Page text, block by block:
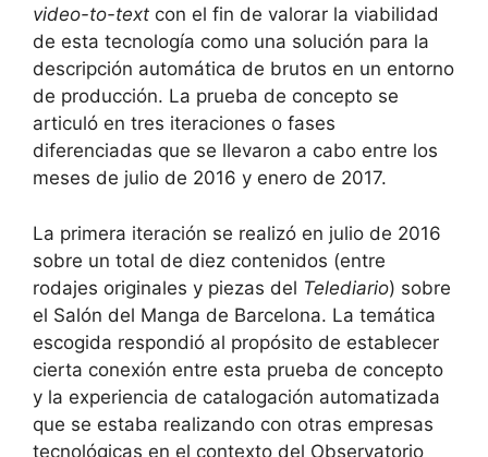
video-to-text con el fin de valorar la viabilidad
de esta tecnología como una solución para la
descripción automática de brutos en un entorno
de producción. La prueba de concepto se
articuló en tres iteraciones o fases
diferenciadas que se llevaron a cabo entre los
meses de julio de 2016 y enero de 2017.
La primera iteración se realizó en julio de 2016
sobre un total de diez contenidos (entre
rodajes originales y piezas del Telediario) sobre
el Salón del Manga de Barcelona. La temática
escogida respondió al propósito de establecer
cierta conexión entre esta prueba de concepto
y la experiencia de catalogación automatizada
que se estaba realizando con otras empresas
tecnológicas en el contexto del Observatorio